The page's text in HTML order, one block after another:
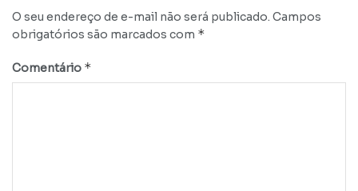
O seu endereço de e-mail não será publicado. Campos
obrigatórios são marcados com *
Comentário *